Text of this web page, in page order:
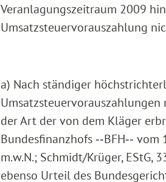
Veranlagungszeitraum 2009
Umsatzsteuervorauszahlung
a) Nach ständiger
der Art der von dem Kläger
Bundesfinanzhofs ‑‑BFH‑‑
m.w.N.; Schmidt/Krüger, EStG,
ebenso Urteil des